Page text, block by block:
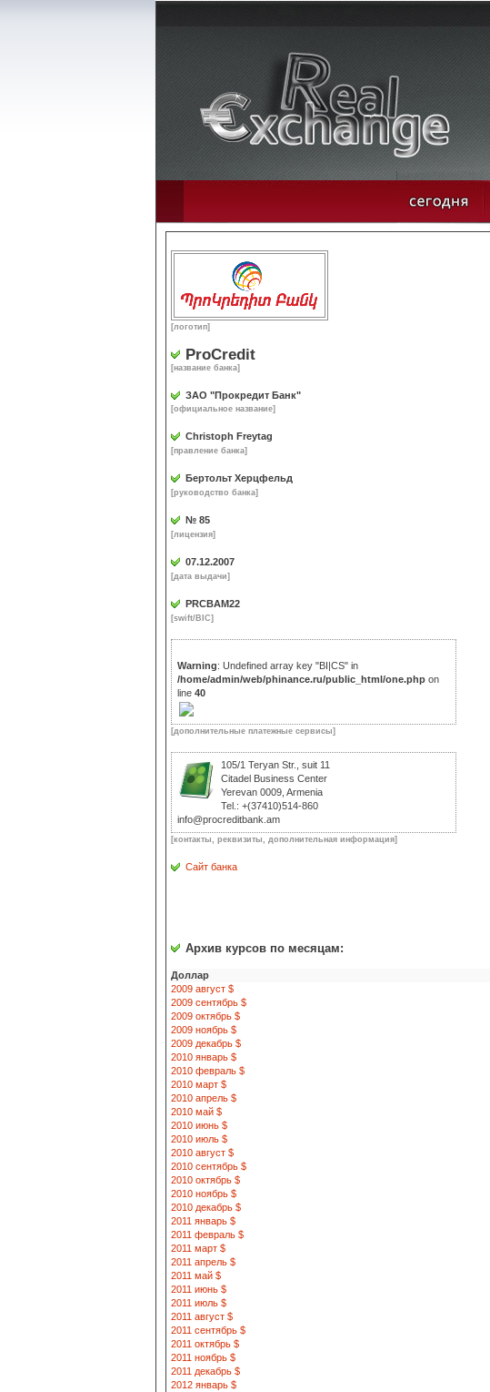
[логотип]
ProCredit
[название банка]
ЗАО "Прокредит Банк"
[официальное название]
Christoph Freytag
[правление банка]
Бертольт Херцфельд
[руководство банка]
№ 85
[лицензия]
07.12.2007
[дата выдачи]
PRCBAM22
[swift/BIC]
Warning: Undefined array key "BI|CS" in
/home/admin/web/phinance.ru/public_html/one.php on
line 40
[дополнительные платежные сервисы]
105/1 Teryan Str., suit 11
Citadel Business Center
Yerevan 0009, Armenia
Tel.: +(37410)514-860
info@procreditbank.am
[контакты, реквизиты, дополнительная информация]
Сайт банка
Архив курсов по месяцам:
Доллар
2009 август $
2009 сентябрь $
2009 октябрь $
2009 ноябрь $
2009 декабрь $
2010 январь $
2010 февраль $
2010 март $
2010 апрель $
2010 май $
2010 июнь $
2010 июль $
2010 август $
2010 сентябрь $
2010 октябрь $
2010 ноябрь $
2010 декабрь $
2011 январь $
2011 февраль $
2011 март $
2011 апрель $
2011 май $
2011 июнь $
2011 июль $
2011 август $
2011 сентябрь $
2011 октябрь $
2011 ноябрь $
2011 декабрь $
2012 январь $